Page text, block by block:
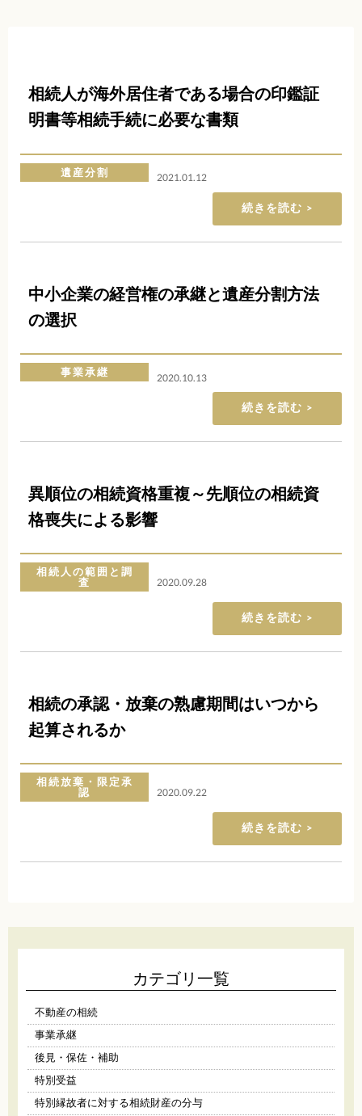
相続人が海外居住者である場合の印鑑証
明書等相続手続に必要な書類
遺産分割 2021.01.12
続きを読む
中小企業の経営権の承継と遺産分割方法
の選択
事業承継 2020.10.13
続きを読む
異順位の相続資格重複～先順位の相続資
格喪失による影響
相続人の範囲と調
査 2020.09.28
続きを読む
相続の承認・放棄の熟慮期間はいつから
起算されるか
相続放棄・限定承
認 2020.09.22
続きを読む
カテゴリ一覧
不動産の相続
事業承継
後見・保佐・補助
特別受益
特別縁故者に対する相続財産の分与